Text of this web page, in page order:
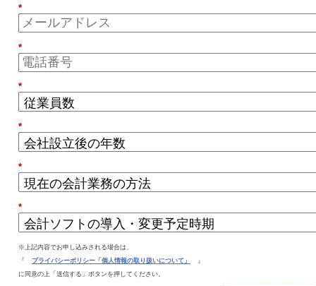
*
*
*
*
*
*
※上記内容でお申し込みされる場合は、
『
プライバシーポリシー「個人情報の取り扱いについて」
』
に同意の上「送信する」ボタンを押してください。